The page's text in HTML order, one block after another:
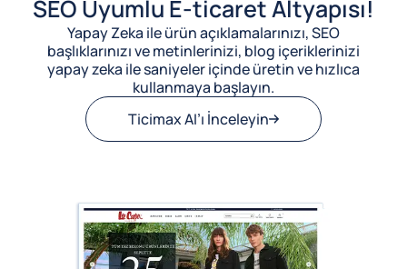
SEO Uyumlu E-ticaret Altyapısı!
Yapay Zeka ile ürün açıklamalarınızı, SEO
başlıklarınızı ve metinlerinizi, blog içeriklerinizi
yapay zeka ile saniyeler içinde üretin ve hızlıca
kullanmaya başlayın.
Ticimax AI’ı İnceleyin